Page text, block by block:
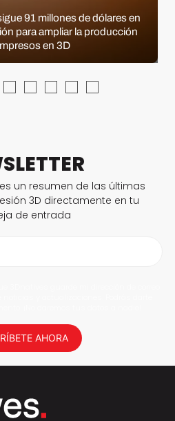
91 millones de dólares en
para ampliar la producción
en 3D
un resumen de las últimas
3D directamente en tu
de entrada
AHORA